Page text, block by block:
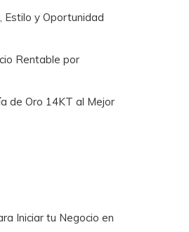
Estilo y Oportunidad
Rentable por
de Oro 14KT al Mejor
Iniciar tu Negocio en